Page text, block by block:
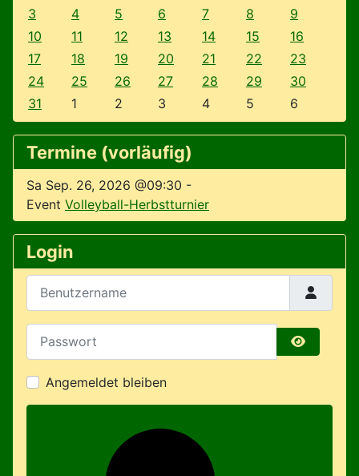
3
4 5 6 7 8
9
10
11 12 13 14 15
16
17
18 19 20 21 22
23
24
25 26 27 28 29
30
31
1 2 3 4 5 6
Termine (vorläufig)
Sa Sep. 26, 2026 @09:30 -
Event Volleyball-Herbstturnier
Login
Passwort
Angemeldet bleiben